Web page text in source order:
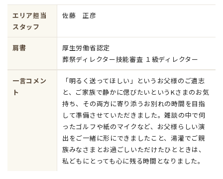
エリア担当
スタッフ
佐藤 正彦
肩書
厚生労働省認定
葬祭ディレクター技能審査 １級ディレクター
一言コメン
ト
「明るく送ってほしい」というお父様のご遺志
と、ご家族で静かに偲びたいというKさまのお気
持ち、その両方に寄り添うお別れの時間を目指
して準備させていただきました。雑談の中で伺
ったゴルフや紙のマイクなど、お父様らしい演
出をご一緒に形にできましたこと、湯灌でご親
族みなさまとお過ごしいただけたひとときは、
私どもにとっても心に残る時間となりました。